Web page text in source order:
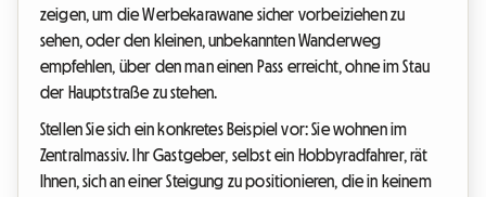
zeigen, um die Werbekarawane sicher vorbeiziehen zu
sehen, oder den kleinen, unbekannten Wanderweg
empfehlen, über den man einen Pass erreicht, ohne im Stau
der Hauptstraße zu stehen.
Stellen Sie sich ein konkretes Beispiel vor: Sie wohnen im
Zentralmassiv. Ihr Gastgeber, selbst ein Hobbyradfahrer, rät
Ihnen, sich an einer Steigung zu positionieren, die in keinem